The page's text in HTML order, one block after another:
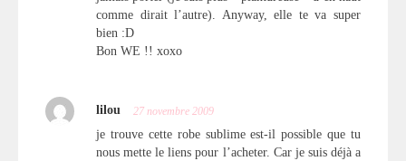
comme dirait l’autre). Anyway, elle te va super
bien :D
Bon WE !! xoxo
lilou 27 novembre 2009
je trouve cette robe sublime est-il possible que tu
nous mette le liens pour l’acheter. Car je suis déjà a